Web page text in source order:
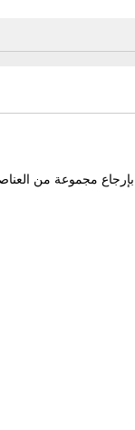
بإرجاع مجموعة من